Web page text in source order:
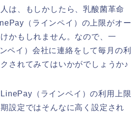
は、もしかしたら、乳酸菌革命
（ラインペイ）の上限がオー
かもしれません。なので、一
ペイ）会社に連絡をして毎月の利
されてみてはいかがでしょうか♪
（ラインペイ）の利用上限
設定ではそんなに高く設定され